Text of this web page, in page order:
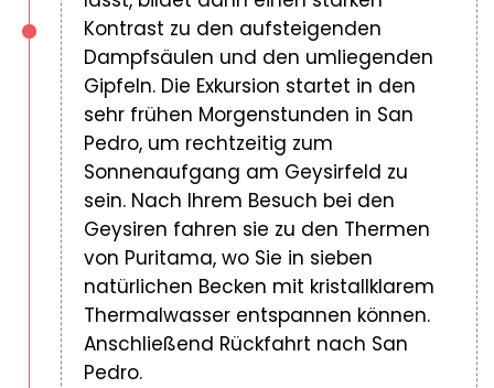
Kontrast zu den aufsteigenden
Dampfsäulen und den umliegenden
Gipfeln. Die Exkursion startet in den
sehr frühen Morgenstunden in San
Pedro, um rechtzeitig zum
Sonnenaufgang am Geysirfeld zu
sein. Nach Ihrem Besuch bei den
Geysiren fahren sie zu den Thermen
von Puritama, wo Sie in sieben
natürlichen Becken mit kristallklarem
Thermalwasser entspannen können.
Anschließend Rückfahrt nach San
Pedro.